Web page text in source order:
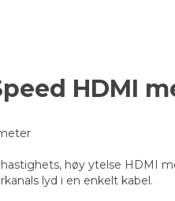
HDMI
høy ytelse
lyd i en enkelt kabel.